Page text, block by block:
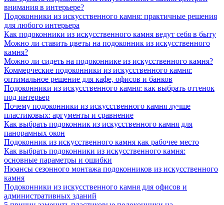
внимания в интерьере?
Подоконники из искусственного камня: практичные решения
для любого интерьера
Как подоконники из искусственного камня ведут себя в быту
Можно ли ставить цветы на подоконник из искусственного
камня?
Можно ли сидеть на подоконнике из искусственного камня?
Коммерческие подоконники из искусственного камня:
оптимальное решение для кафе, офисов и банков
Подоконники из искусственного камня: как выбрать оттенок
под интерьер
Почему подоконники из искусственного камня лучше
пластиковых: аргументы и сравнение
Как выбрать подоконник из искусственного камня для
панорамных окон
Подоконник из искусственного камня как рабочее место
Как выбрать подоконники из искусственного камня:
основные параметры и ошибки
Нюансы сезонного монтажа подоконников из искусственного
камня
Подоконники из искусственного камня для офисов и
административных зданий